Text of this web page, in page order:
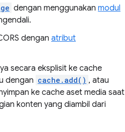
dengan menggunakan modul
dengan atribut
secara eksplisit ke cache
dengan cache.add() , atau
ke cache aset media saat
konten yang diambil dari